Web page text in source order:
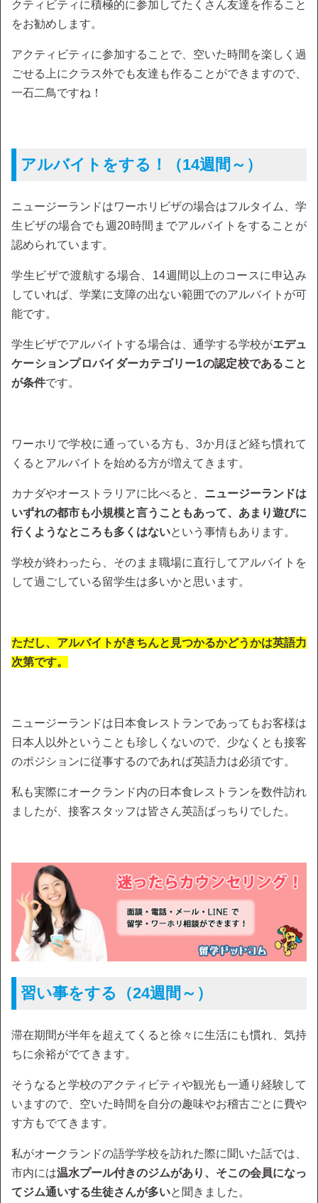
クティビティに積極的に参加してたくさん友達を作ること
をお勧めします。
アクティビティに参加することで、空いた時間を楽しく過
ごせる上にクラス外でも友達も作ることができますので、
一石二鳥ですね！
アルバイトをする！（14週間～）
ニュージーランドはワーホリビザの場合はフルタイム、学
生ビザの場合でも週20時間までアルバイトをすることが
認められています。
学生ビザで渡航する場合、14週間以上のコースに申込み
していれば、学業に支障の出ない範囲でのアルバイトが可
能です。
学生ビザでアルバイトする場合は、通学する学校がエデュ
ケーションプロバイダーカテゴリー1の認定校であること
が条件です。
ワーホリで学校に通っている方も、3か月ほど経ち慣れて
くるとアルバイトを始める方が増えてきます。
カナダやオーストラリアに比べると、 ニュージーランドは
いずれの都市も小規模と言うこともあって、あまり遊びに
行くようなところも多くはないという事情もあります。
学校が終わったら、そのまま職場に直行してアルバイトを
して過ごしている留学生は多いかと思います。
ただし、アルバイトがきちんと見つかるかどうかは英語力
次第です。
ニュージーランドは日本食レストランであってもお客様は
日本人以外ということも珍しくないので、少なくとも接客
のポジションに従事するのであれば英語力は必須です。
私も実際にオークランド内の日本食レストランを数件訪れ
ましたが、接客スタッフは皆さん英語ばっちりでした。
習い事をする（24週間～）
滞在期間が半年を超えてくると徐々に生活にも慣れ、気持
ちに余裕がでてきます。
そうなると学校のアクティビティや観光も一通り経験して
いますので、空いた時間を自分の趣味やお稽古ごとに費や
す方もでてきます。
私がオークランドの語学学校を訪れた際に聞いた話では、
市内には温水プール付きのジムがあり、そこの会員になっ
てジム通いする生徒さんが多いと聞きました。